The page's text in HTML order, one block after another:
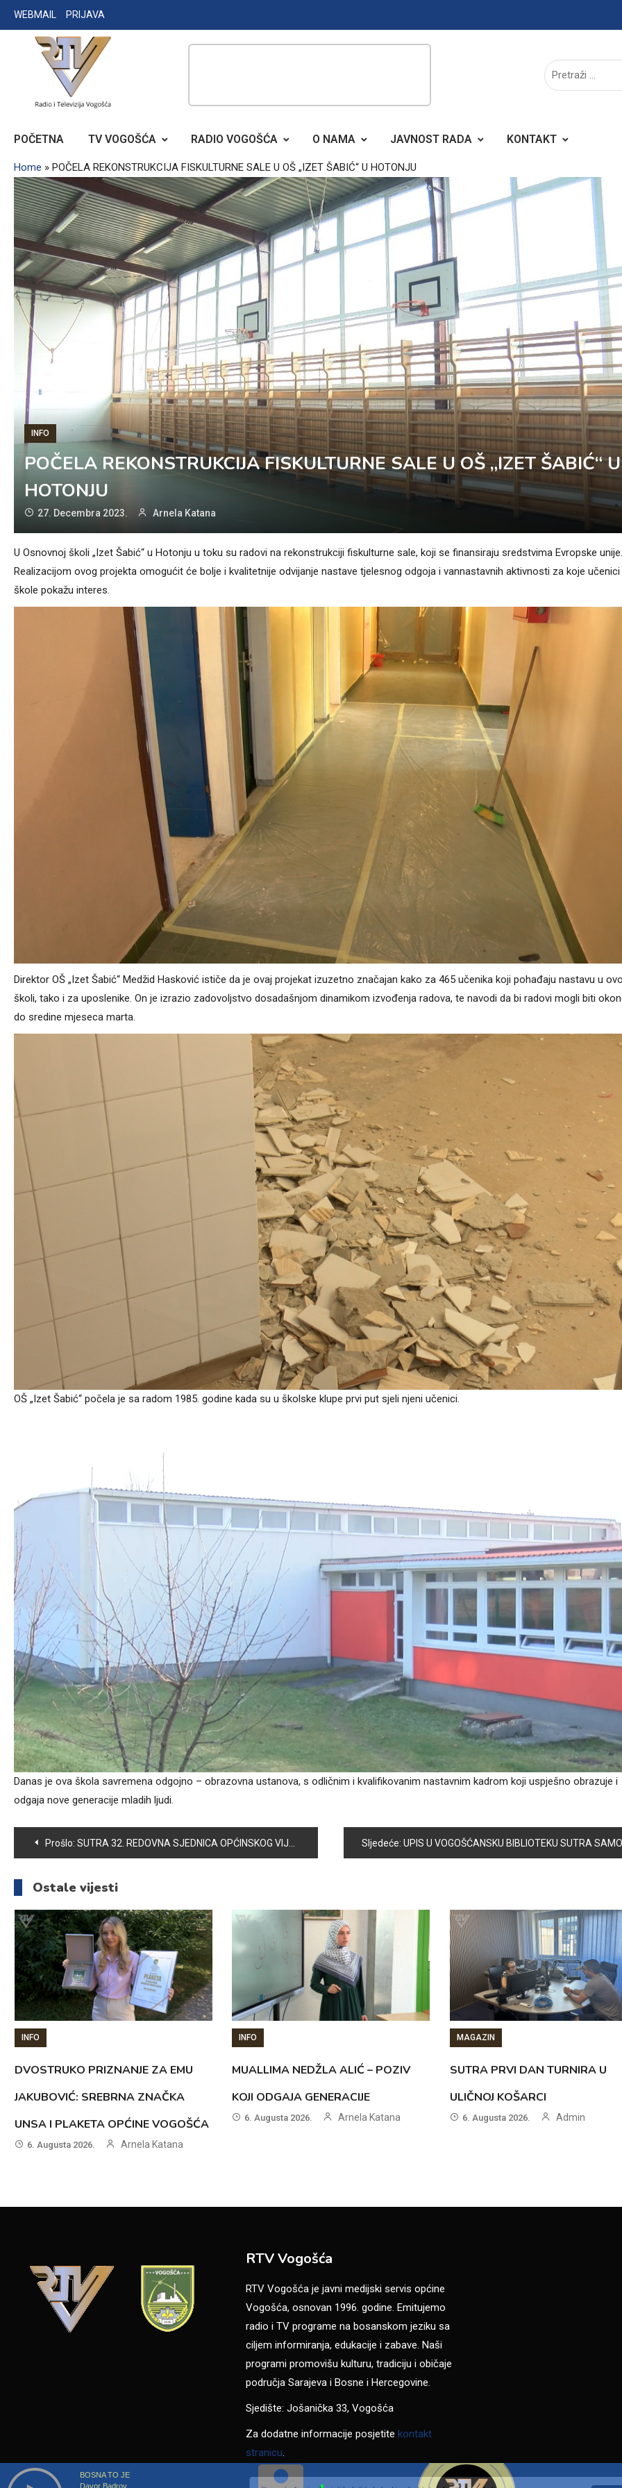
Skip
to
WEBMAIL PRIJAVA
RADIO TELEVIZIJA VOGOŠĆA
POČETNA TV VOGOŠĆA RADIO VOGOŠĆA O NAMA JAVNOST RADA KONTAKT
Home » POČELA REKONSTRUKCIJA FISKULTURNE SALE U OŠ „IZET ŠABIĆ“ U HOTONJU
INFO
POČELA REKONSTRUKCIJA FISKULTURNE SALE U OŠ „IZET ŠABIĆ“ U
HOTONJU
27. Decembra 2023. Arnela Katana
U Osnovnoj školi „Izet Šabić“ u Hotonju u toku su radovi na rekonstrukciji fiskulturne sale, koji se finansiraju sredstvima Evropske unije.
Realizacijom ovog projekta omogućit će bolje i kvalitetnije odvijanje nastave tjelesnog odgoja i vannastavnih aktivnosti za koje
škole pokažu interes.
Direktor OŠ „Izet Šabić“ Medžid Hasković ističe da je ovaj projekat izuzetno značajan kako za 465 učenika koji pohađaju nastavu u
školi, tako i za uposlenike. On je izrazio zadovoljstvo dosadašnjom dinamikom izvođenja radova, te navodi da bi radovi mogli biti
do sredine mjeseca marta.
OŠ „Izet Šabić“ počela je sa radom 1985. godine kada su u školske klupe prvi put sjeli njeni učenici.
Danas je ova škola savremena odgojno – obrazovna ustanova, s odličnim i kvalifikovanim nastavnim kadrom koji uspješno obrazuje i
odgaja nove generacije mladih ljudi.
Navigacija
članaka
Prošlo: SUTRA 32. REDOVNA SJEDNICA OPĆINSKOG VIJEĆA VOGOŠĆA Sljedeće: UPIS U VOGOŠĆANSKU BIBLIOTEKU SUTRA SAMO 7 KM
Ostale vijesti
INFO
DVOSTRUKO PRIZNANJE ZA EMU
JAKUBOVIĆ: SREBRNA ZNAČKA
UNSA I PLAKETA OPĆINE VOGOŠĆA
6. Augusta 2026. Arnela Katana
INFO
MUALLIMA NEDŽLA ALIĆ – POZIV
KOJI ODGAJA GENERACIJE
6. Augusta 2026. Arnela Katana
MAGAZIN
SUTRA PRVI DAN TURNIRA U
ULIČNOJ KOŠARCI
6. Augusta 2026. Admin
RTV Vogošća
RTV Vogošća je javni medijski servis općine
Vogošća, osnovan 1996. godine. Emitujemo
radio i TV programe na bosanskom jeziku sa
ciljem informiranja, edukacije i zabave. Naši
programi promovišu kulturu, tradiciju i običaje
područja Sarajeva i Bosne i Hercegovine.
Sjedište: Jošanička 33, Vogošća
Za dodatne informacije posjetite kontakt
stranicu.
BOSNA TO JE
Davor Badrov